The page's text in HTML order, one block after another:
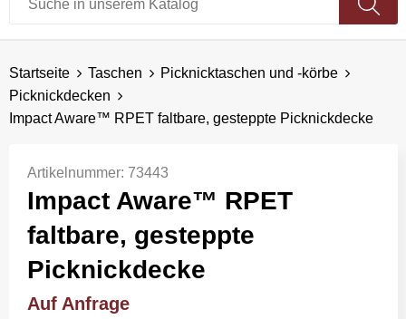
Startseite Taschen
Picknicktaschen und -körbe
Picknickdecken
Impact Aware™ RPET faltbare, gesteppte Picknickdecke
Artikelnummer: 73443
Impact Aware™ RPET
faltbare, gesteppte
Picknickdecke
Auf Anfrage